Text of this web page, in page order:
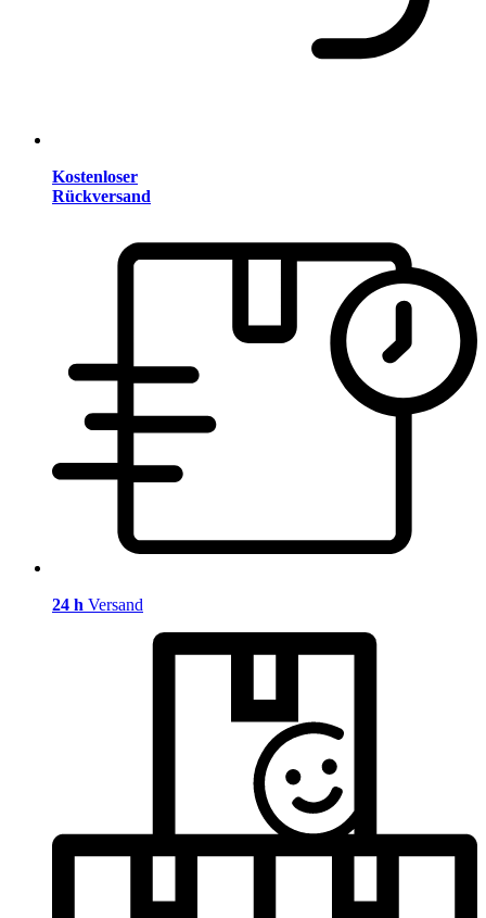
Kostenloser
Rückversand
24 h Versand